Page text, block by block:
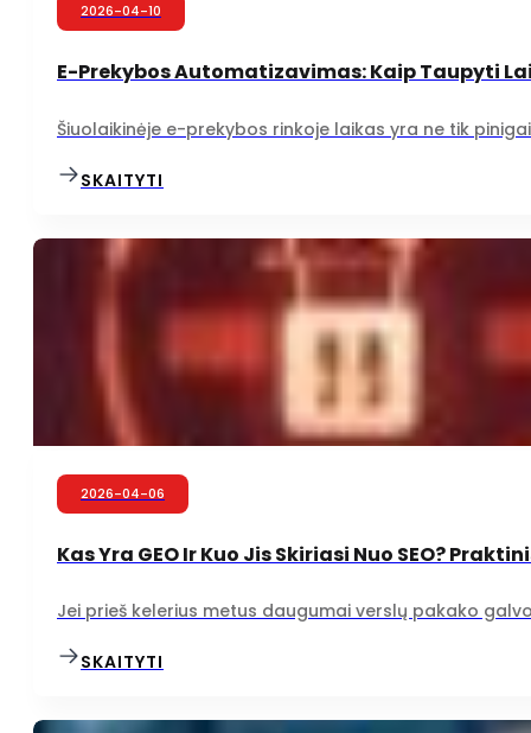
2026-04-10
E-Prekybos Automatizavimas: Kaip Taupyti
Šiuolaikinėje e-prekybos rinkoje laikas yra ne tik
SKAITYTI
2026-04-06
Kas Yra GEO Ir Kuo Jis Skiriasi Nuo SEO?
Jei prieš kelerius metus daugumai verslų pakako
SKAITYTI